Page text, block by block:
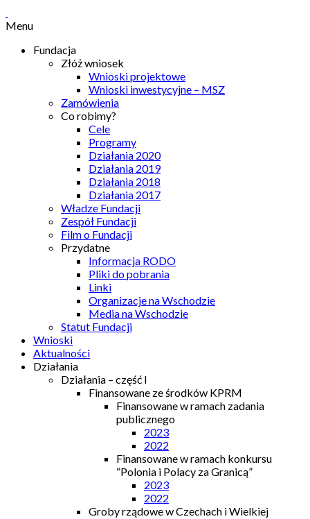
Menu
Fundacja
Złóż wniosek
Wnioski projektowe
Wnioski inwestycyjne – MSZ
Zamówienia
Co robimy?
Cele
Programy
Działania 2020
Działania 2019
Działania 2018
Działania 2017
Władze Fundacji
Zespół Fundacji
Film o Fundacji
Przydatne
Informacja RODO
Pliki do pobrania
Linki
Organizacje na Wschodzie
Media na Wschodzie
Statut Fundacji
Wnioski
Aktualności
Działania
Działania – część I
Finansowane ze środków KPRM
Finansowane w ramach zadania
publicznego
2023
2022
Finansowane w ramach konkursu
“Polonia i Polacy za Granicą”
2023
2022
Groby rządowe w Czechach i Wielkiej